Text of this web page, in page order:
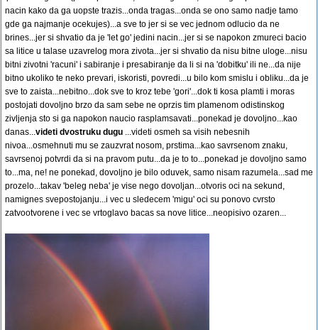
nacin kako da ga uopste trazis...onda tragas...onda se ono samo nadje tamo
gde ga najmanje ocekujes)...a sve to jer si se vec jednom odlucio da ne
brines...jer si shvatio da je 'let go' jedini nacin...jer si se napokon zmureci bacio
sa litice u talase uzavrelog mora zivota...jer si shvatio da nisu bitne uloge...nisu
bitni zivotni 'racuni' i sabiranje i presabiranje da li si na 'dobitku' ili ne...da nije
bitno ukoliko te neko prevari, iskoristi, povredi...u bilo kom smislu i obliku...da je
sve to zaista...nebitno...dok sve to kroz tebe 'gori'...dok ti kosa plamti i moras
postojati dovoljno brzo da sam sebe ne oprzis tim plamenom odistinskog
zivljenja sto si ga napokon naucio rasplamsavati...ponekad je dovoljno...kao
danas...videti dvostruku dugu ...videti osmeh sa visih nebesnih
nivoa...osmehnuti mu se zauzvrat nosom, prstima...kao savrsenom znaku,
savrsenoj potvrdi da si na pravom putu...da je to to...ponekad je dovoljno samo
to...ma, ne! ne ponekad, dovoljno je bilo oduvek, samo nisam razumela...sad me
prozelo...takav 'beleg neba' je vise nego dovoljan...otvoris oci na sekund,
namignes svepostojanju...i vec u sledecem 'migu' oci su ponovo cvrsto
zatvootvorene i vec se vrtoglavo bacas sa nove litice...neopisivo ozaren...